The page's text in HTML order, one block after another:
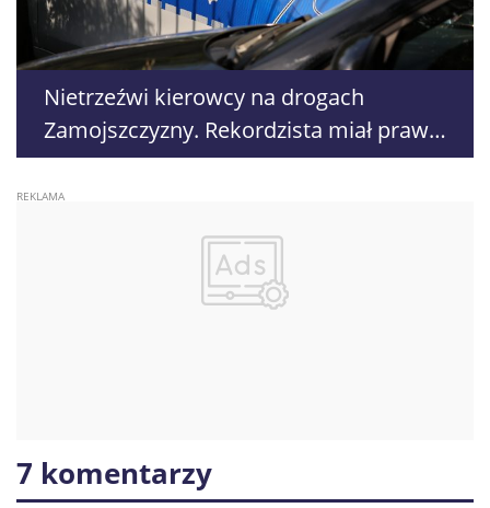
Nietrzeźwi kierowcy na drogach
Zamojszczyzny. Rekordzista miał prawie
2,5 promila
7 komentarzy